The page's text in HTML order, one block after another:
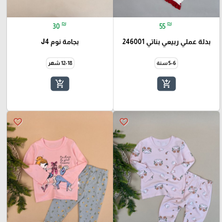
55 ₪
بدلة عملي ربيعي بناتي 246001
5-6 سنة
add_shopping_cart
30 ₪
بجامة نوم J4
12-18 شهر
add_shopping_cart
favorite_border
favorite_border